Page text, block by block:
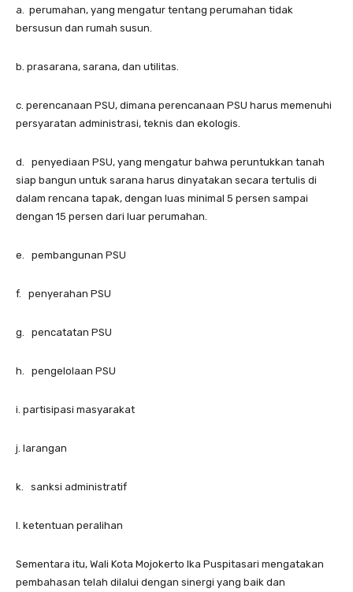
a. perumahan, yang mengatur tentang perumahan tidak
bersusun dan rumah susun.
b. prasarana, sarana, dan utilitas.
c. perencanaan PSU, dimana perencanaan PSU harus memenuhi
persyaratan administrasi, teknis dan ekologis.
d. penyediaan PSU, yang mengatur bahwa peruntukkan tanah
siap bangun untuk sarana harus dinyatakan secara tertulis di
dalam rencana tapak, dengan luas minimal 5 persen sampai
dengan 15 persen dari luar perumahan.
e. pembangunan PSU
f. penyerahan PSU
g. pencatatan PSU
h. pengelolaan PSU
i. partisipasi masyarakat
j. larangan
k. sanksi administratif
l. ketentuan peralihan
Sementara itu, Wali Kota Mojokerto Ika Puspitasari mengatakan
pembahasan telah dilalui dengan sinergi yang baik dan